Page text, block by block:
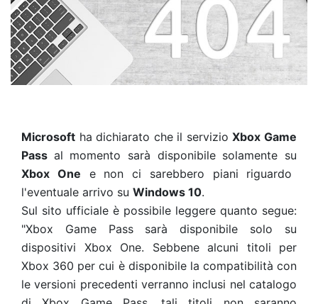
Microsoft ha dichiarato che il servizioXbox Game
Pass al momento sarà disponibile solamente su
Xbox One e non ci sarebbero piani riguardo
l'eventuale arrivo su Windows 10.
Sul sito ufficiale è possibile leggere quanto segue:
"Xbox Game Pass sarà disponibile solo su
dispositivi Xbox One. Sebbene alcuni titoli per
Xbox 360 per cui è disponibile la compatibilità con
le versioni precedenti verranno inclusi nel catalogo